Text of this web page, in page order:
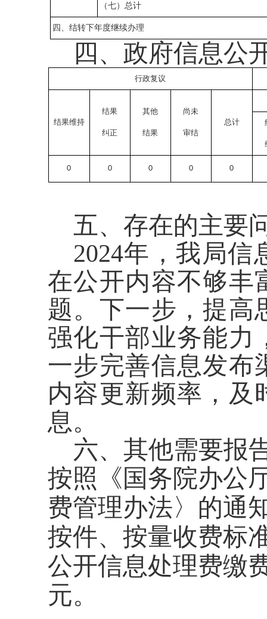
（七）总计
四、结转下年度继续办理
四、政府信息公
行政复议
结果维持
结果
纠正
其他
结果
尚未
审结
总计
0 0 0 0 0
五、存在的主要
2024年，我局
在公开内容不够丰
题。下一步，提高
强化干部业务能力
一步完善信息发布
内容更新频率，及
息。
六、其他需要报
按照《国务院办公
费管理办法〉的通
按件、按量收费标
公开信息处理费缴
元。